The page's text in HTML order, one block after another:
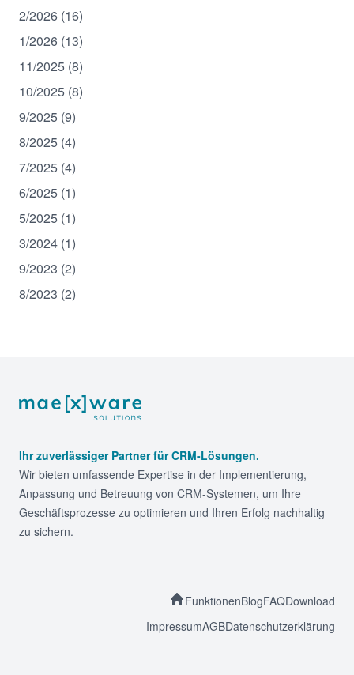
2/2026 (16)
1/2026 (13)
11/2025 (8)
10/2025 (8)
9/2025 (9)
8/2025 (4)
7/2025 (4)
6/2025 (1)
5/2025 (1)
3/2024 (1)
9/2023 (2)
8/2023 (2)
Footer
Ihr zuverlässiger Partner für CRM-Lösungen.
Wir bieten umfassende Expertise in der Implementierung,
Anpassung und Betreuung von CRM-Systemen, um Ihre
Geschäftsprozesse zu optimieren und Ihren Erfolg nachhaltig
zu sichern.
FunktionenBlogFAQDownload
ImpressumAGBDatenschutzerklärung